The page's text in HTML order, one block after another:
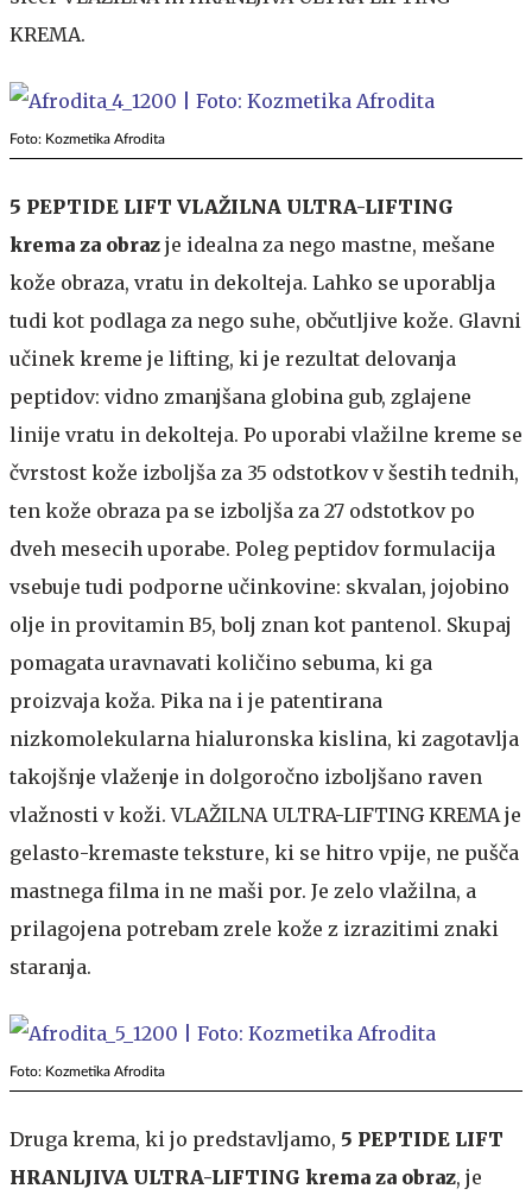
KREMA.
Foto: Kozmetika Afrodita
5 PEPTIDE LIFT VLAŽILNA ULTRA-LIFTING
krema za obraz je idealna za nego mastne, mešane
kože obraza, vratu in dekolteja. Lahko se uporablja
tudi kot podlaga za nego suhe, občutljive kože. Glavni
učinek kreme je lifting, ki je rezultat delovanja
peptidov: vidno zmanjšana globina gub, zglajene
linije vratu in dekolteja. Po uporabi vlažilne kreme se
čvrstost kože izboljša za 35 odstotkov v šestih tednih,
ten kože obraza pa se izboljša za 27 odstotkov po
dveh mesecih uporabe. Poleg peptidov formulacija
vsebuje tudi podporne učinkovine: skvalan, jojobino
olje in provitamin B5, bolj znan kot pantenol. Skupaj
pomagata uravnavati količino sebuma, ki ga
proizvaja koža. Pika na i je patentirana
nizkomolekularna hialuronska kislina, ki zagotavlja
takojšnje vlaženje in dolgoročno izboljšano raven
vlažnosti v koži. VLAŽILNA ULTRA-LIFTING KREMA je
gelasto-kremaste teksture, ki se hitro vpije, ne pušča
mastnega filma in ne maši por. Je zelo vlažilna, a
prilagojena potrebam zrele kože z izrazitimi znaki
staranja.
Foto: Kozmetika Afrodita
Druga krema, ki jo predstavljamo, 5 PEPTIDE LIFT
HRANLJIVA ULTRA-LIFTING krema za obraz, je